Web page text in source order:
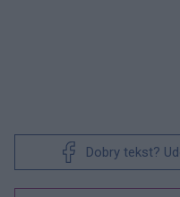
Dobry tekst?